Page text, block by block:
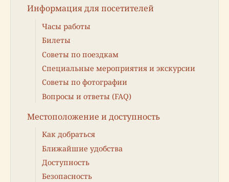
Информация для посетителей
Часы работы
Билеты
Советы по поездкам
Специальные мероприятия и экскурсии
Советы по фотографии
Вопросы и ответы (FAQ)
Местоположение и доступность
Как добраться
Ближайшие удобства
Доступность
Безопасность